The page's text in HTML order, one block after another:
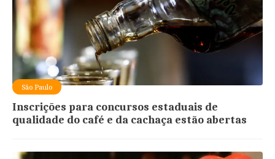
São Paulo
Inscrições para concursos estaduais de
qualidade do café e da cachaça estão abertas